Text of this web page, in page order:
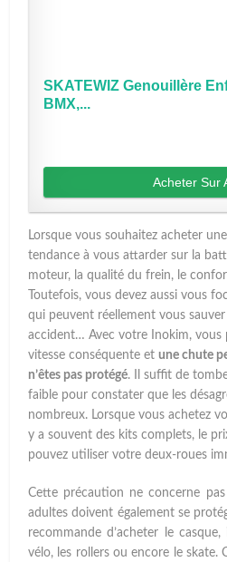
SKATEWIZ Genouillère
BMX,...
Acheter Sur
Lorsque vous souhaitez acheter
tendance à vous attarder sur la
moteur, la qualité du frein, le
Toutefois, vous devez aussi vous
qui peuvent réellement vous sauver
accident… Avec votre Inokim, vous
vitesse conséquente etune chute
n’êtes pas protégé. Il suffit de
faible pour constater que les
nombreux. Lorsque vous achetez
y a souvent des kits complets, le
pouvez utiliser votre deux-roues
Cette précaution ne concerne
adultes doivent également se
recommande d’acheter le
vélo, les rollers ou encore le skate.